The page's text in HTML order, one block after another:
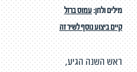
מילים ולחן:עמוס ברזל
קיים ביצוע נוסף לשיר זה
ראש השנה הגיע,